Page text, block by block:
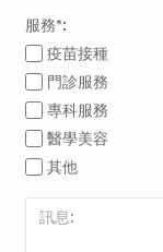
服務*:
疫苗接種
門診服務
專科服務
醫學美容
其他